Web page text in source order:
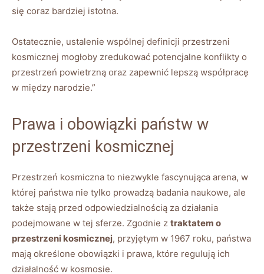
się coraz bardziej istotna.
Ostatecznie, ustalenie wspólnej definicji przestrzeni
kosmicznej mogłoby zredukować potencjalne konflikty o
przestrzeń powietrzną oraz zapewnić lepszą współpracę
w między narodzie.”
Prawa i obowiązki państw w
przestrzeni kosmicznej
Przestrzeń kosmiczna to niezwykle fascynująca arena, w
której państwa nie tylko prowadzą badania naukowe, ale
także stają przed odpowiedzialnością za działania
podejmowane w tej sferze. Zgodnie z traktatem o
przestrzeni kosmicznej, przyjętym w 1967 roku, państwa
mają określone obowiązki i prawa, które regulują ich
działalność w kosmosie.